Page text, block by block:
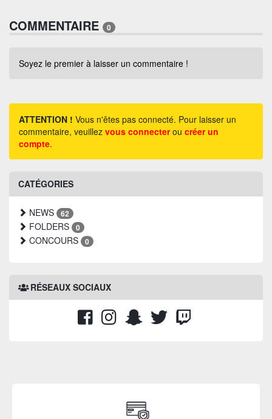
COMMENTAIRE 0
Soyez le premier à laisser un commentaire !
ATTENTION ! Vous n'êtes pas connecté. Pour laisser un
commentaire, veuillez vous connecterou créer un
compte.
CATÉGORIES
NEWS 62
FOLDERS 0
CONCOURS 0
RÉSEAUX SOCIAUX